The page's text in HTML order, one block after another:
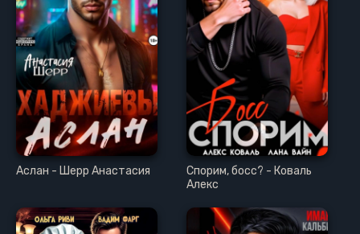
Аслан - Шерр Анастасия
Спорим, босс? - Коваль
Алекс